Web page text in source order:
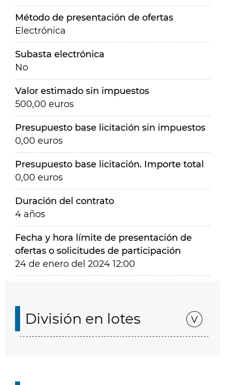
Método de presentación de ofertas
Electrónica
Subasta electrónica
No
Valor estimado sin impuestos
500,00 euros
Presupuesto base licitación sin impuestos
0,00 euros
Presupuesto base licitación. Importe total
0,00 euros
Duración del contrato
4 años
Fecha y hora límite de presentación de
ofertas o solicitudes de participación
24 de enero del 2024 12:00
División en lotes